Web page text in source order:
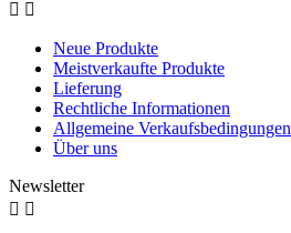
 
Neue Produkte
Meistverkaufte Produkte
Lieferung
Rechtliche Informationen
Allgemeine Verkaufsbedingungen
Über uns
Newsletter
 